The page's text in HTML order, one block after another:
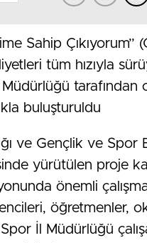
Sahip Çıkıyorum”
tüm hızıyla
tarafından
buluşturuldu
ve Gençlik ve Spor
yürütülen proje
önemli
öğretmenler,
İl Müdürlüğü